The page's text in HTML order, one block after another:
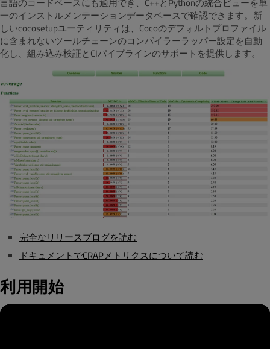
言語のコードベースにも適用でき、C++とPythonの統合ビューを単
一のインストルメンテーションデータベースで確認できます。新
しいcocosetupユーティリティは、Cocoのデフォルトプロファイル
に含まれないツールチェーンのコンパイラーラッパー設定を自動
化し、組み込み検証とCIパイプラインのサポートを提供します。
完全なリリースブログを読む
ドキュメントでCRAPメトリクスについて読む
利用開始